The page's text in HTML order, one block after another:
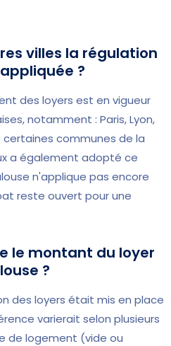
villes la régulation
?
des loyers est en vigueur
notamment : Paris, Lyon,
certaines communes de la
a également adopté ce
n'applique pas encore
reste ouvert pour une
le montant du loyer
?
des loyers était mis en place
varierait selon plusieurs
de logement (vide ou